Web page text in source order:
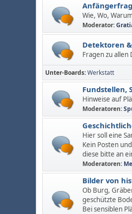
Wie, Wo,
Moderator:
Detektoren
Fragen zu
Unter-Boards Werkstatt
Fundstellen,
Hinweise auf
Moderatoren:
Hier soll eine
Kein Posten
diese bitte an
Moderatoren:
Bilder von
Ob Burg,
geschützte
Bei sensiblen